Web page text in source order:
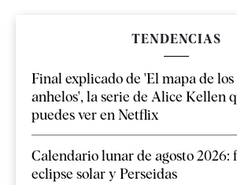
TENDENCIAS
Final explicado de 'El mapa de los
anhelos', la serie de Alice Kellen
puedes ver en Netflix
Calendario lunar de agosto 2026:
eclipse solar y Perseidas